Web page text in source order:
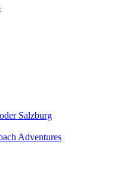
Salzburg
Adventures